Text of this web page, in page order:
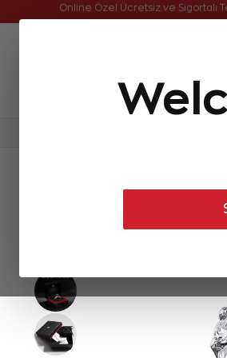
Online Özel Ücretsiz ve Sigortalı
Aynı Gün Kargo